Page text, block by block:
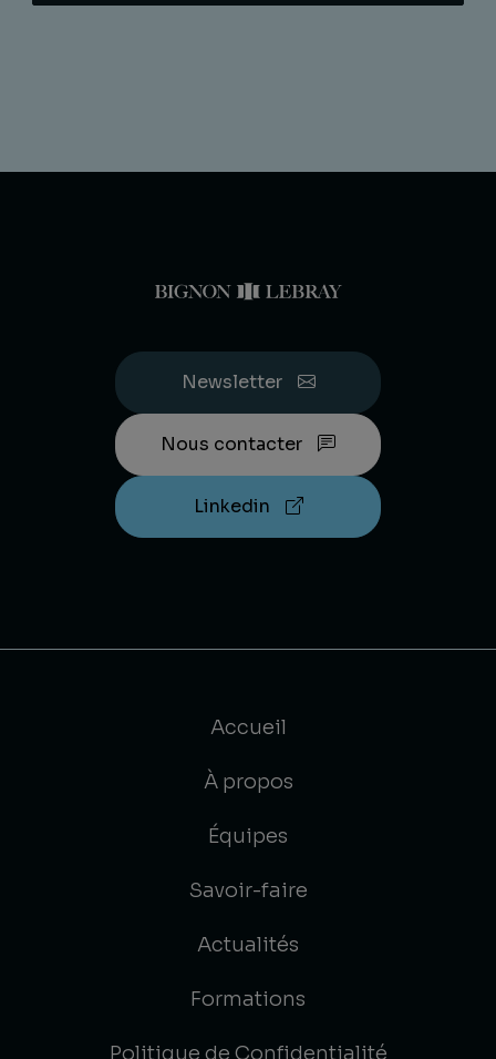
Newsletter
Nous contacter
Linkedin
Accueil
À propos
Équipes
Savoir-faire
Actualités
Formations
Politique de Confidentialité